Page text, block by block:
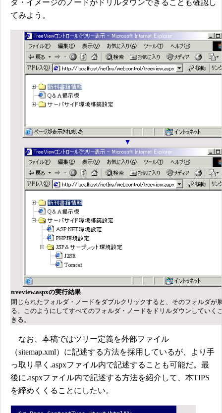
ダ・イメージのノードがドリルダウンできることも確認し
てみよう。
treeview.aspxの実行結果
閉じられたフォルダ・ノードをダブルクリックすると、そのフォルダが
る。このようにしてすべてのフォルダ・ノードをドリルダウンしていく
きる。
なお、本稿ではツリー定義を外部ファイル
（sitemap.xml）に記述する方法を採用しているが、より手
っ取り早く.aspxファイル内で記述することも可能だ。最
後に.aspxファイル内で記述する方法を紹介して、本TIPS
を締めくくることにしたい。